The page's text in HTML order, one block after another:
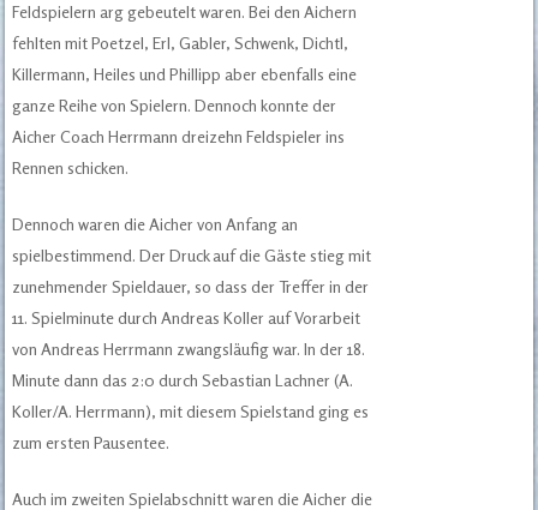
Feldspielern arg gebeutelt waren. Bei den Aichern
fehlten mit Poetzel, Erl, Gabler, Schwenk, Dichtl,
Killermann, Heiles und Phillipp aber ebenfalls eine
ganze Reihe von Spielern. Dennoch konnte der
Aicher Coach Herrmann dreizehn Feldspieler ins
Rennen schicken.
Dennoch waren die Aicher von Anfang an
spielbestimmend. Der Druck auf die Gäste stieg mit
zunehmender Spieldauer, so dass der Treffer in der
11. Spielminute durch Andreas Koller auf Vorarbeit
von Andreas Herrmann zwangsläufig war. In der 18.
Minute dann das 2:0 durch Sebastian Lachner (A.
Koller/A. Herrmann), mit diesem Spielstand ging es
zum ersten Pausentee.
Auch im zweiten Spielabschnitt waren die Aicher die